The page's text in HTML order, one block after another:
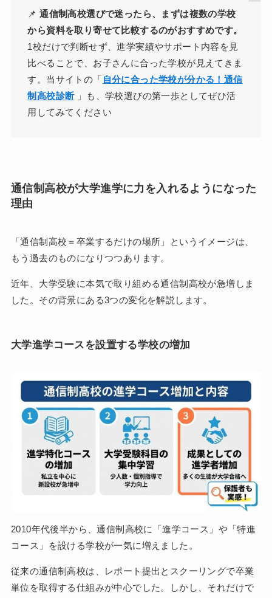
📌通信制高校選びで迷ったら、まずは複数の学校
から資料を取り寄せて比較するのがおすすめです。
1校だけで判断せず、進学実績やサポート内容を見
比べることで、お子さんに合った学校が見えてきま
す。当サイトの「 自分に合った学校が分かる！通信
制高校診断」も、学校選びの第一歩としてぜひ活
用してみてください
通信制高校が大学進学に力を入れるようになった
理由
「通信制高校＝卒業するだけの場所」というイメージは、
もう過去のものになりつつあります。
近年、大学受験に本気で取り組める通信制高校が急増しま
した。その背景にある3つの変化を解説します。
大学進学コースを設置する学校の増加
2010年代後半から、通信制高校に「進学コース」や「特進
コース」を設ける学校が一気に増えました。
従来の通信制高校は、レポート提出とスクーリングで卒業
単位を取得する仕組みが中心でした。しかし、それだけで